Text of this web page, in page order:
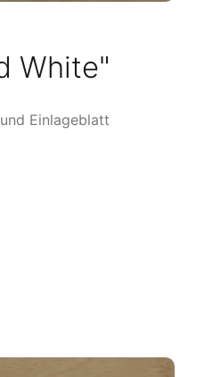
White"
Einlageblatt